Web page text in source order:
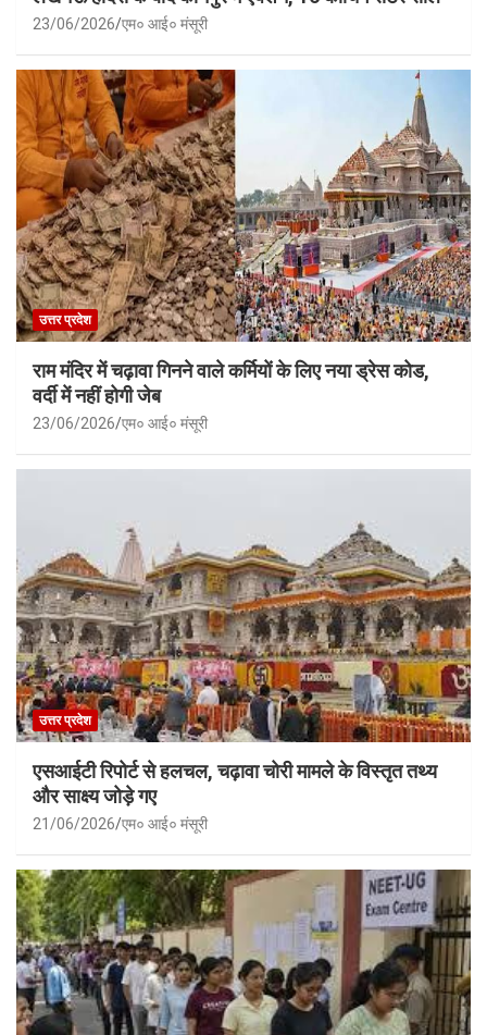
23/06/2026 एम० आई० मंसूरी
उत्तर प्रदेश
राम मंदिर में चढ़ावा गिनने वाले कर्मियों के लिए नया ड्रेस कोड,
वर्दी में नहीं होगी जेब
23/06/2026 एम० आई० मंसूरी
उत्तर प्रदेश
एसआईटी रिपोर्ट से हलचल, चढ़ावा चोरी मामले के विस्तृत तथ्य
और साक्ष्य जोड़े गए
21/06/2026 एम० आई० मंसूरी